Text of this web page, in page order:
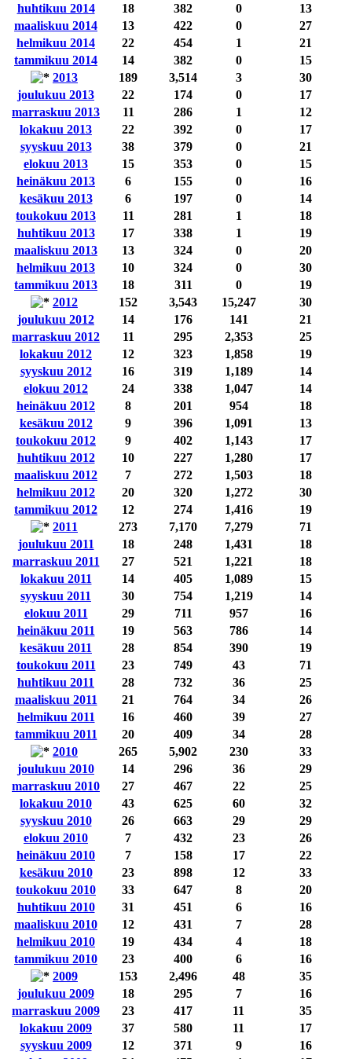
huhtikuu 2014
18 382 0
13
maaliskuu 2014
13 422 0
27
helmikuu 2014
22 454 1
21
tammikuu 2014
14 382 0
15
2013
189 3,514 3
30
joulukuu 2013
22 174 0
17
marraskuu 2013
11 286 1
12
lokakuu 2013
22 392 0
17
syyskuu 2013
38 379 0
21
elokuu 2013
15 353 0
15
heinäkuu 2013
6 155 0
16
kesäkuu 2013
6 197 0
14
toukokuu 2013
11 281 1
18
huhtikuu 2013
17 338 1
19
maaliskuu 2013
13 324 0
20
helmikuu 2013
10 324 0
30
tammikuu 2013
18 311 0
19
2012
152 3,543 15,247
30
joulukuu 2012
14 176 141
21
marraskuu 2012
11 295 2,353
25
lokakuu 2012
12 323 1,858
19
syyskuu 2012
16 319 1,189
14
elokuu 2012
24 338 1,047
14
heinäkuu 2012
8 201 954
18
kesäkuu 2012
9 396 1,091
13
toukokuu 2012
9 402 1,143
17
huhtikuu 2012
10 227 1,280
17
maaliskuu 2012
7 272 1,503
18
helmikuu 2012
20 320 1,272
30
tammikuu 2012
12 274 1,416
19
2011
273 7,170 7,279
71
joulukuu 2011
18 248 1,431
18
marraskuu 2011
27 521 1,221
18
lokakuu 2011
14 405 1,089
15
syyskuu 2011
30 754 1,219
14
elokuu 2011
29 711 957
16
heinäkuu 2011
19 563 786
14
kesäkuu 2011
28 854 390
19
toukokuu 2011
23 749 43
71
huhtikuu 2011
28 732 36
25
maaliskuu 2011
21 764 34
26
helmikuu 2011
16 460 39
27
tammikuu 2011
20 409 34
28
2010
265 5,902 230
33
joulukuu 2010
14 296 36
29
marraskuu 2010
27 467 22
25
lokakuu 2010
43 625 60
32
syyskuu 2010
26 663 29
29
elokuu 2010
7 432 23
26
heinäkuu 2010
7 158 17
22
kesäkuu 2010
23 898 12
33
toukokuu 2010
33 647 8
20
huhtikuu 2010
31 451 6
16
maaliskuu 2010
12 431 7
28
helmikuu 2010
19 434 4
18
tammikuu 2010
23 400 6
16
2009
153 2,496 48
35
joulukuu 2009
18 295 7
16
marraskuu 2009
23 417 11
35
lokakuu 2009
37 580 11
17
syyskuu 2009
12 371 9
16